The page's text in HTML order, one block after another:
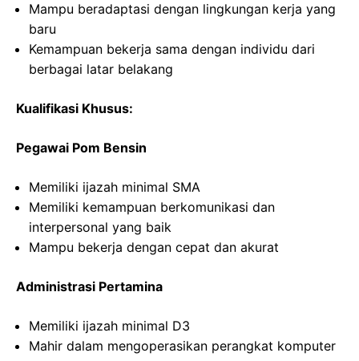
Mampu beradaptasi dengan lingkungan kerja yang
baru
Kemampuan bekerja sama dengan individu dari
berbagai latar belakang
Kualifikasi Khusus:
Pegawai Pom Bensin
Memiliki ijazah minimal SMA
Memiliki kemampuan berkomunikasi dan
interpersonal yang baik
Mampu bekerja dengan cepat dan akurat
Administrasi Pertamina
Memiliki ijazah minimal D3
Mahir dalam mengoperasikan perangkat komputer